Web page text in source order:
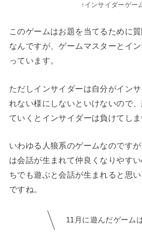
↑インサイダーゲー
このゲームはお題を当てるために
なんですが、ゲームマスターとイ
っています。
ただしインサイダーは自分がイン
れない様にしないといけないので
ていくとインサイダーは負けてしま
いわゆる人狼系のゲームなのです
は会話が生まれて仲良くなりやす
ちでも遊ぶと会話が生まれると思
ですね。
11月に遊んだゲーム